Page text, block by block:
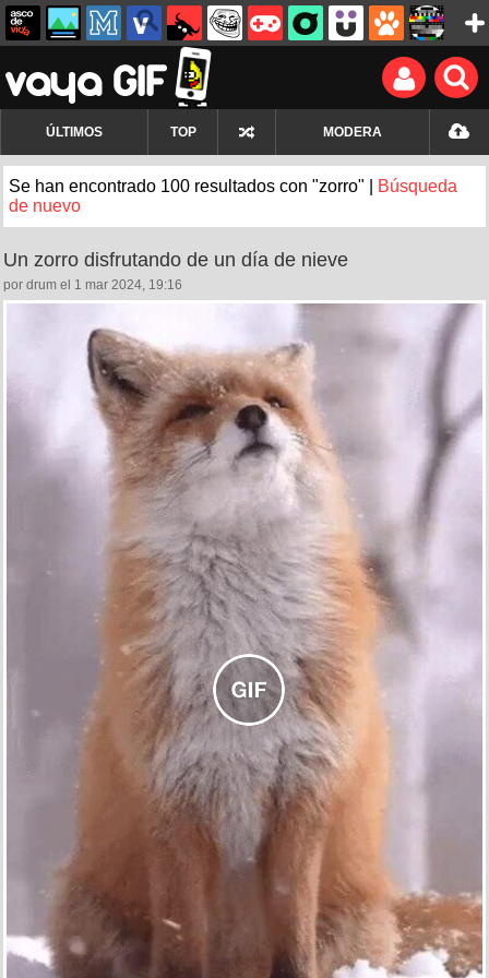
ÚLTIMOS TOP MODERA
Se han encontrado 100 resultados con "zorro" |
Búsqueda
de nuevo
Un zorro disfrutando de un día de nieve
por drum el 1 mar 2024, 19:16